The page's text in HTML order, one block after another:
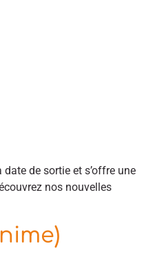
de sortie et s’offre une
nos nouvelles